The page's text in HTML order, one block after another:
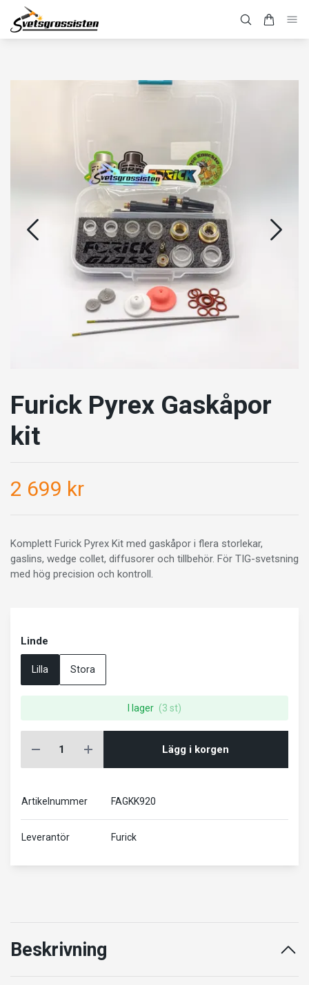
Furick Pyrex Gaskåpor
kit
2 699 kr
Komplett Furick Pyrex Kit med gaskåpor i flera storlekar,
gaslins, wedge collet, diffusorer och tillbehör. För TIG-svetsning
med hög precision och kontroll.
Linde
Lilla Stora
I lager (3 st)
Lägg i korgen
Artikelnummer FAGKK920
Leverantör Furick
Beskrivning